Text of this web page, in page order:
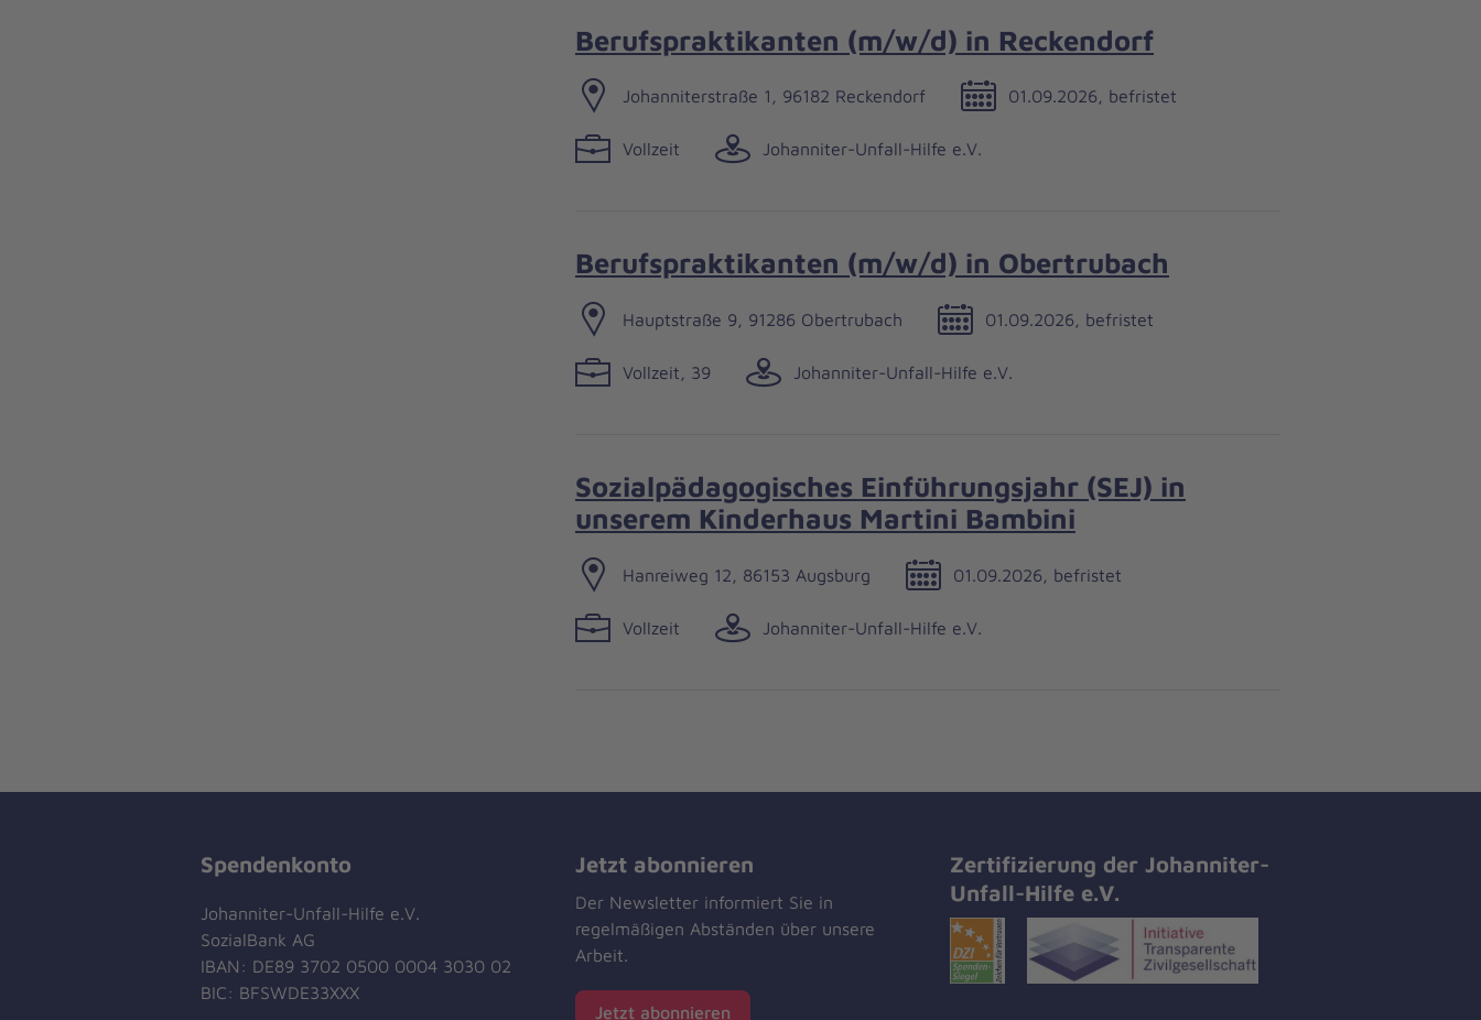
Berufspraktikanten (m/w/d) in Reckendorf
Johanniterstraße 1, 96182 Reckendorf 01.09.2026, befristet
Vollzeit Johanniter-Unfall-Hilfe e.V.
Berufspraktikanten (m/w/d) in Obertrubach
Hauptstraße 9, 91286 Obertrubach 01.09.2026, befristet
Vollzeit, 39 Johanniter-Unfall-Hilfe e.V.
Sozialpädagogisches Einführungsjahr (SEJ) in
unserem Kinderhaus Martini Bambini
Hanreiweg 12, 86153 Augsburg 01.09.2026, befristet
Vollzeit Johanniter-Unfall-Hilfe e.V.
Spendenkonto
Johanniter-Unfall-Hilfe e.V.
SozialBank AG
IBAN: DE89 3702 0500 0004 3030 02
BIC: BFSWDE33XXX
Jetzt abonnieren
Der Newsletter informiert Sie in
regelmäßigen Abständen über unsere
Arbeit.
Jetzt abonnieren
Zertifizierung der Johanniter-
Unfall-Hilfe e.V.